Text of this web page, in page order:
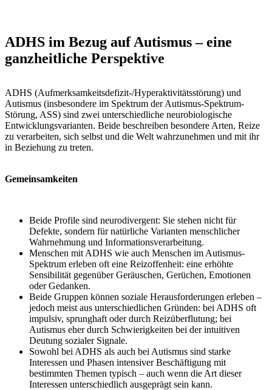
ADHS im Bezug auf Autismus – eine
ganzheitliche Perspektive
ADHS (Aufmerksamkeitsdefizit-/Hyperaktivitätsstörung) und
Autismus (insbesondere im Spektrum der Autismus-Spektrum-
Störung, ASS) sind zwei unterschiedliche neurobiologische
Entwicklungsvarianten. Beide beschreiben besondere Arten, Reize
zu verarbeiten, sich selbst und die Welt wahrzunehmen und mit ihr
in Beziehung zu treten.
Gemeinsamkeiten
Beide Profile sind neurodivergent: Sie stehen nicht für
Defekte, sondern für natürliche Varianten menschlicher
Wahrnehmung und Informationsverarbeitung.
Menschen mit ADHS wie auch Menschen im Autismus-
Spektrum erleben oft eine Reizoffenheit: eine erhöhte
Sensibilität gegenüber Geräuschen, Gerüchen, Emotionen
oder Gedanken.
Beide Gruppen können soziale Herausforderungen erleben –
jedoch meist aus unterschiedlichen Gründen: bei ADHS oft
impulsiv, sprunghaft oder durch Reizüberflutung; bei
Autismus eher durch Schwierigkeiten bei der intuitiven
Deutung sozialer Signale.
Sowohl bei ADHS als auch bei Autismus sind starke
Interessen und Phasen intensiver Beschäftigung mit
bestimmten Themen typisch – auch wenn die Art dieser
Interessen unterschiedlich ausgeprägt sein kann.